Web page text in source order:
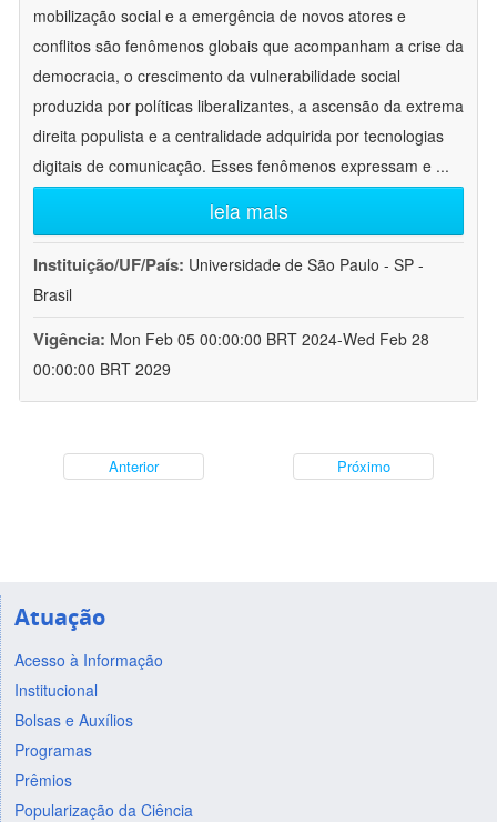
mobilização social e a emergência de novos atores e
conflitos são fenômenos globais que acompanham a crise da
democracia, o crescimento da vulnerabilidade social
produzida por políticas liberalizantes, a ascensão da extrema
direita populista e a centralidade adquirida por tecnologias
digitais de comunicação. Esses fenômenos expressam e ...
leia mais
Instituição/UF/País: Universidade de São Paulo - SP -
Brasil
Vigência: Mon Feb 05 00:00:00 BRT 2024-Wed Feb 28
00:00:00 BRT 2029
Anterior Próximo
Atuação
Acesso à Informação
Institucional
Bolsas e Auxílios
Programas
Prêmios
Popularização da Ciência